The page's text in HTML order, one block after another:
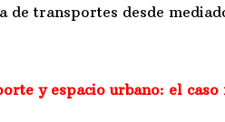
de transportes desde
y espacio urbano: el